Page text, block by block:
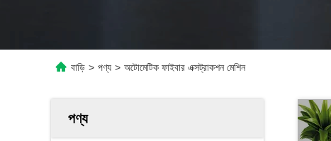
বাড়ি > পণ্য > অটোমেটিক ফাইবার এক্সট্রাকশন মেশিন
পণ্য